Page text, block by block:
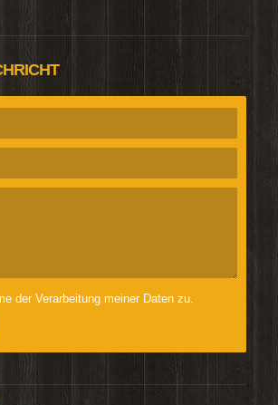
der Verarbeitung meiner Daten zu.